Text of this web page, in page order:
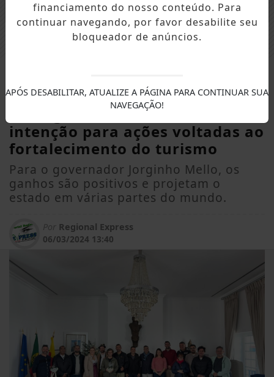
FECHAR
Santa Catarina e Nazaré,
Portugal, assinam termo de
intenção para ações voltadas ao
fortalecimento do turismo
Para o governador Jorginho Mello, os
ganhos são positivos e projetam o
estado em várias partes do mundo.
Por Regional Express
06/03/2024 13:40
financiamento do nosso conteúdo. Para
continuar navegando, por favor desabilite seu
bloqueador de anúncios.
APÓS DESABILITAR, ATUALIZE A PÁGINA PARA CONTINUAR SUA
NAVEGAÇÃO!